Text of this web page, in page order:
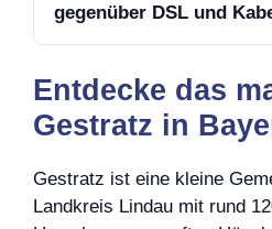
gegenüber DSL und
Entdecke das
Gestratz in
Gestratz ist eine kleine
Landkreis Lindau mit rund